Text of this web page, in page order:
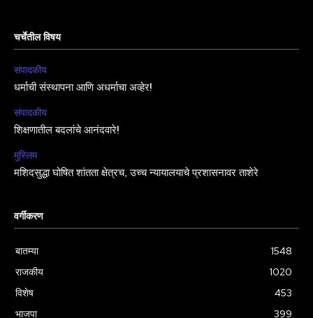
चर्चेतील विषय
संपादकीय
धर्माची संस्थापना आणि अधर्माचा अव्हेर!
संपादकीय
शिक्षणातील बदलांचे आनंदवारे!
मुस्लिम
मशिदसुद्धा घोषित शांतता क्षेत्रच, उच्च न्यायालयाचे प्रशासनावर ताशेरे
वर्गीकरण
बातम्या
1548
राजकीय
1020
विशेष
453
भाजपा
399